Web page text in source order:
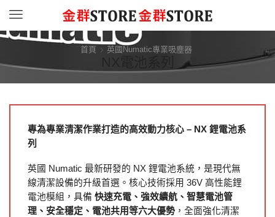
Menu
首頁 英國Numatic專業吸塵器
專為專業清潔作業打造的高效動力核心 – NX 鋰電池系
列
英國 Numatic 最新研發的 NX 鋰電池系統，是現代無
線清潔設備的升級首選。核心技術採用 36V 高性能鋰
電池模組，具備 快速充電、強效續航、智慧電池管
理、安全穩定、電池共用等六大優勢 ，全面強化清潔